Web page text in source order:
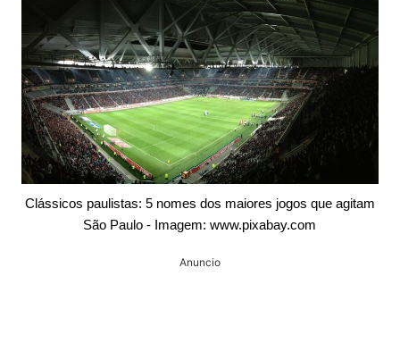
Clássicos paulistas: 5 nomes dos maiores jogos que agitam
São Paulo - Imagem: www.pixabay.com
Anuncio